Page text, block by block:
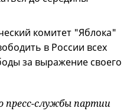
комитет "Яблока"
в России всех
за выражение своего
службы партии